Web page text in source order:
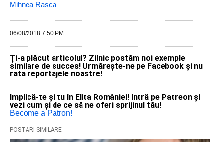
Mihnea Rasca
06/08/2018 7:50 PM
Ți-a plăcut articolul? Zilnic postăm noi exemple
similare de succes! Urmărește-ne pe Facebook și nu
rata reportajele noastre!
Implică-te și tu în Elita României! Intră pe Patreon și
vezi cum și de ce să ne oferi sprijinul tău!
Become a Patron!
POSTARI SIMILARE